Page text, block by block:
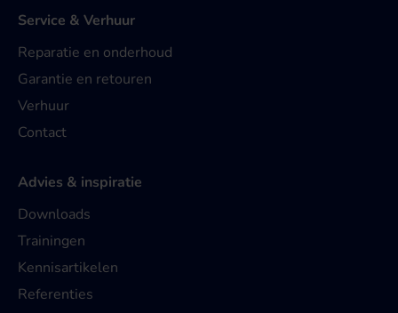
Service & Verhuur
Reparatie en onderhoud
Garantie en retouren
Verhuur
Contact
Advies & inspiratie
Downloads
Trainingen
Kennisartikelen
Referenties